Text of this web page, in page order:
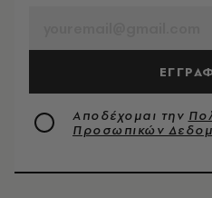
Αποδέχομαι την
Προσωπικών